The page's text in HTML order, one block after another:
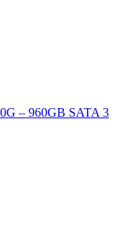
– 960GB SATA 3